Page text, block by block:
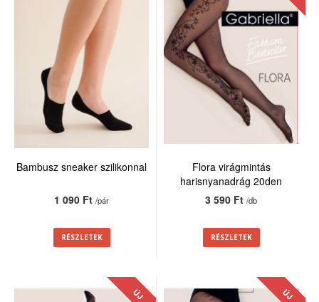
Bambusz sneaker szilikonnal
1 090 Ft/pár
RÉSZLETEK
Flora virágmintás
harisnyanadrág 20den
3 590 Ft/db
RÉSZLETEK
ÚJ ÚJ